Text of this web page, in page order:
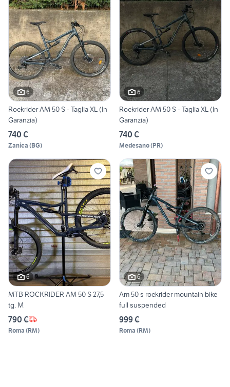
6
Rockrider AM 50 S - Taglia XL (In
Garanzia)
740 €
Zanica (BG)
6
Rockrider AM 50 S - Taglia XL (In
Garanzia)
740 €
Medesano(PR)
6
MTB ROCKRIDER AM 50 S 27,5
tg. M
790 €
Roma (RM)
6
Am 50 s rockrider mountain bike
full suspended
999 €
Roma (RM)